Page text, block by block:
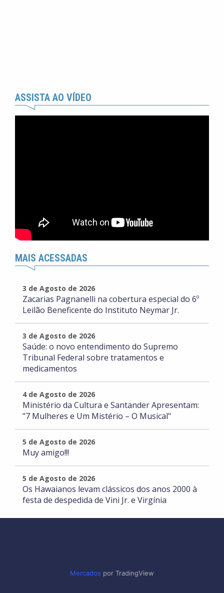
ASSISTA AO VÍDEO
MAIS ACESSADAS
3 de Agosto de 2026
Zacarias Pagnanelli na cobertura especial do 6º
Leilão Beneficente do Instituto Neymar Jr.
3 de Agosto de 2026
Saúde: o novo entendimento do Supremo
Tribunal Federal sobre tratamentos e
medicamentos
4 de Agosto de 2026
Ministério da Cultura e Santander Apresentam:
"7 Mulheres e Um Mistério – O Musical"
5 de Agosto de 2026
Muy amigo!!!
5 de Agosto de 2026
Os Hawaianos levam clássicos dos anos 2000 à
festa de despedida de Vini Jr. e Virgínia
Mercados por TradingView